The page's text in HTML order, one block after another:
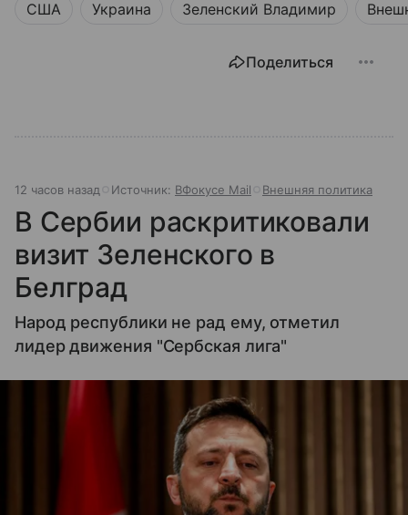
США Украина Зеленский Владимир
Поделиться
12 часов назад Источник: ВФокусе Mail Внешняя политика
В Сербии раскритиковали
визит Зеленского в
Белград
Народ республики не рад ему, отметил
лидер движения "Сербская лига"